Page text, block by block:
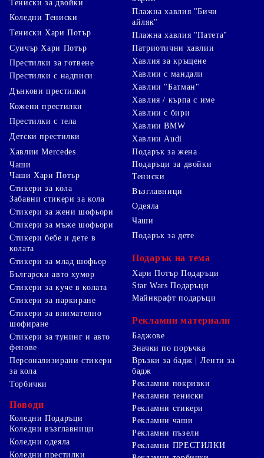
Тениски за двойки
Коледни Тениски
Тениски Хари Потър
Суичър Хари Потър
Престилки за готвене
Престилки с надписи
Дънкови престилки
Кожени престилки
Престилки с тела
Детски престилки
Плажна хавлия "Бичи
айляк"
Плажна хавлия "Патета"
Патриотични хавлии
Хавлия за кръщене
Хавлии с мандали
Хавлии "Батман"
Хавлия / кърпа с име
Хавлии с бири
Хавлии BMW
Хавлии Audi
Хавлии Mercedes
Чаши
Чаши Хари Потър
Стикери за кола
Забавни стикери за кола
Стикери за жени шофьори
Стикери за мъже шофьори
Стикери бебе и дете в
колата
Стикери за млад шофьор
Български авто хумор
Стикери за куче в колата
Стикери за паркиране
Стикери за внимателно
шофиране
Стикери за тунинг и авто
фенове
Персонализирани стикери
за кола
Торбички
Поводи
Коледни Подаръци
Коледни възглавници
Коледни одеяла
Коледни престилки
Подарък за жена
Подаръци за двойки
Тениски
Възглавници
Одеяла
Чаши
Подарък за дете
Подарък на тема
Хари Потър Подаръци
Star Wars Подаръци
Майнкрафт подаръци
Рекламни материали
Баджове
Значки по поръчка
Връзки за бадж | Ленти за
бадж
Рекламни покривки
Рекламни тениски
Рекламни стикери
Рекламни чаши
Рекламни пъзели
Рекламни ПРЕСТИЛКИ